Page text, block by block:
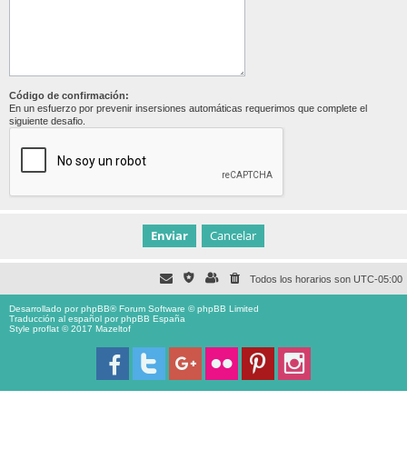
Código de confirmación:
En un esfuerzo por prevenir insersiones automáticas requerimos que complete el
siguiente desafio.
Todos los horarios son UTC-05:00
Desarrollado porphpBB® Forum Software © phpBB Limited
Traducción al español porphpBB España
Style proflat © 2017 Mazeltof